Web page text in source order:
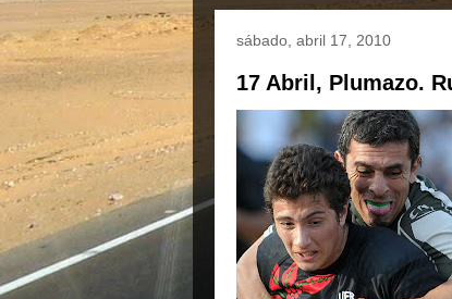
sábado, abril 17, 2010
17 Abril, Plumazo.